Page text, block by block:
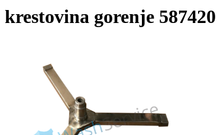
krestovina gorenje 587420